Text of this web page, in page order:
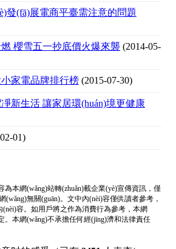
發(fā)展電商平臺需注意的問題
櫻雪五一抄底價火爆來襲 (2014-05-
家電品牌排行榜(2015-07-30)
新生活 讓家居環(huán)境更健康
01)
本網(wǎng)站轉(zhuǎn)載企業(yè)宣傳資訊，僅
無關(guān)。文中內(nèi)容僅供讀者參考，
容。如用戶將之作為消費行為參考，本網
。本網(wǎng)不承擔任何經(jīng)濟和法律責任